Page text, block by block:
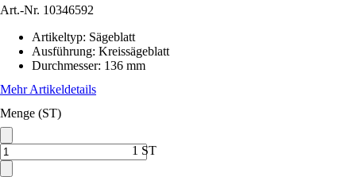
Art.-Nr. 10346592
Artikeltyp: Sägeblatt
Ausführung: Kreissägeblatt
Durchmesser: 136 mm
Mehr Artikeldetails
Menge (ST)
1 ST